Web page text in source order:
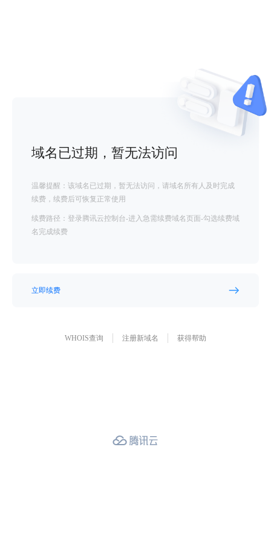
域名已过期，暂无法访问
温馨提醒：该域名已过期，暂无法访问，请域名所有人及时完成
续费，续费后可恢复正常使用
续费路径：登录腾讯云控制台-进入急需续费域名页面-勾选续费域
名完成续费
立即续费
WHOIS查询 注册新域名 获得帮助